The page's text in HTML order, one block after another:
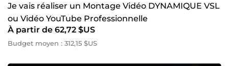
Je vais réaliser un Montage Vidéo DYNAMIQUE VSL
ou Vidéo YouTube Professionnelle
À partir de 62,72 $US
Budget moyen : 312,15 $US